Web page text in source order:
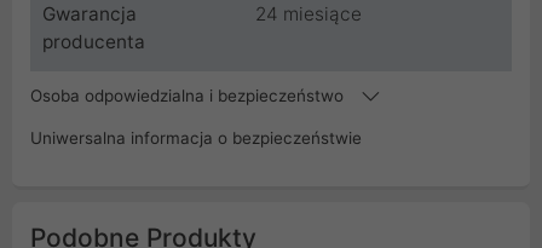
Gwarancja
producenta
24 miesiące
Osoba odpowiedzialna i bezpieczeństwo
Uniwersalna informacja o bezpieczeństwie
Podobne Produkty